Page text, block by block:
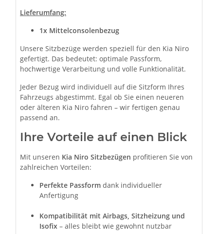
Lieferumfang:
1x Mittelconsolenbezug
Unsere Sitzbezüge werden speziell für den Kia Niro
gefertigt. Das bedeutet: optimale Passform,
hochwertige Verarbeitung und volle Funktionalität.
Jeder Bezug wird individuell auf die Sitzform Ihres
Fahrzeugs abgestimmt. Egal ob Sie einen neueren
oder älteren Kia Niro fahren – wir fertigen genau
passend an.
Ihre Vorteile auf einen Blick
Mit unseren Kia Niro Sitzbezügen profitieren Sie von
zahlreichen Vorteilen:
Perfekte Passform dank individueller
Anfertigung
Kompatibilität mit Airbags, Sitzheizung und
Isofix – alles bleibt wie gewohnt nutzbar